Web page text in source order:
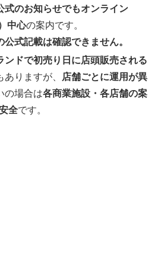
式のお知らせでもオンライン
中心の案内です。
式記載は確認できません。
ンドで初売り日に店頭販売される
ありますが、
店舗ごとに運用が異
の場合は各商業施設・各店舗の案
全です。